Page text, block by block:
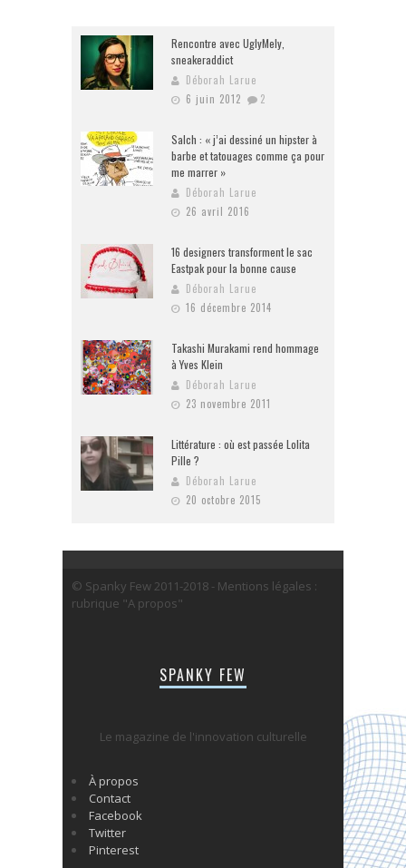
Rencontre avec UglyMely,
sneakeraddict
Déborah Larue
6 juin 2012
2
Salch : « j’ai dessiné un hipster à
barbe et tatouages comme ça pour
me marrer »
Déborah Larue
26 avril 2016
16 designers transforment le sac
Eastpak pour la bonne cause
Déborah Larue
16 décembre 2014
Takashi Murakami rend hommage
à Yves Klein
Déborah Larue
23 novembre 2011
Littérature : où est passée Lolita
Pille ?
Déborah Larue
20 octobre 2015
© Spanky Few 2011-2018 - Mentions légales :
rubrique "A propos"
SPANKY FEW
Le magazine de l'innovation culturelle
À propos
Contact
Facebook
Twitter
Pinterest